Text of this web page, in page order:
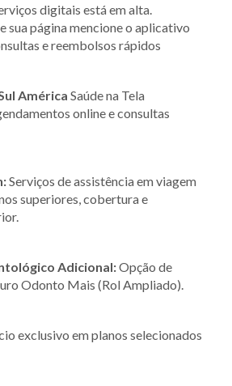
digitais está em alta.
sua página mencione o aplicativo
e reembolsos rápidos
América Saúde na Tela
online e consultas
Serviços de assistência em viagem
superiores, cobertura e
Adicional:Opção de
Odonto Mais (Rol Ampliado).
exclusivo em planos selecionados